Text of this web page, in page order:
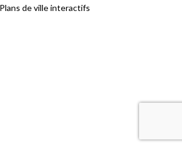
Plans de ville interactifs